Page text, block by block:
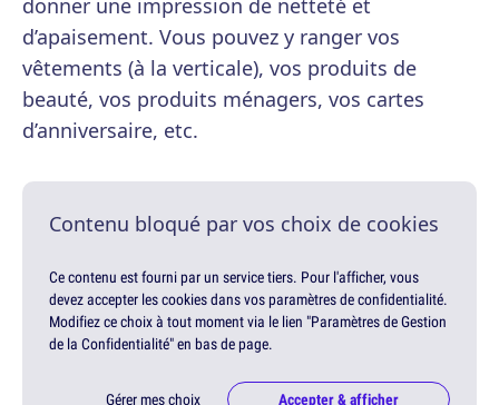
donner une impression de netteté et
d’apaisement. Vous pouvez y ranger vos
vêtements (à la verticale), vos produits de
beauté, vos produits ménagers, vos cartes
d’anniversaire, etc.
Contenu bloqué par vos choix de cookies
Ce contenu est fourni par un service tiers. Pour l'afficher, vous
devez accepter les cookies dans vos paramètres de confidentialité.
Modifiez ce choix à tout moment via le lien "Paramètres de Gestion
de la Confidentialité" en bas de page.
Gérer mes choix Accepter & afficher